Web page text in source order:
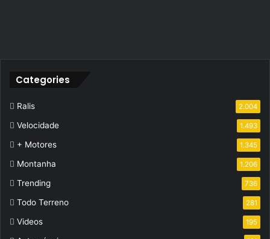
Categories
Ralis 2.004
Velocidade 1.493
+ Motores 1.345
Montanha 1.206
Trending 736
Todo Terreno 281
Videos 195